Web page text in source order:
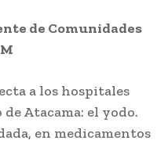
de Comunidades
a los hospitales
Atacama: el yodo.
en medicamentos